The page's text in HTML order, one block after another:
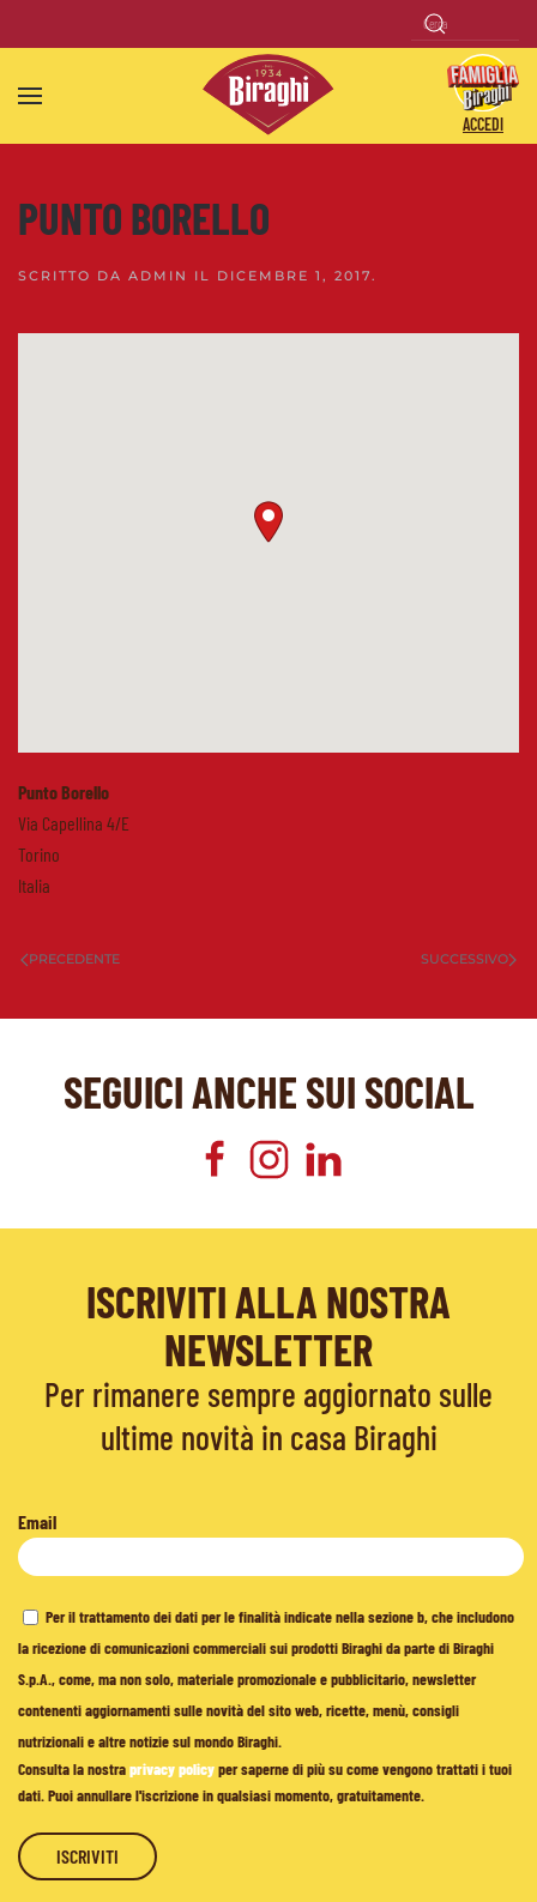
Skip to main content
ACCEDI
PUNTO BORELLO
SCRITTO DA ADMIN IL DICEMBRE 1, 2017.
Punto Borello
Via Capellina 4/E
Torino
Italia
PRECEDENTE SUCCESSIVO
SEGUICI ANCHE SUI SOCIAL
ISCRIVITI ALLA NOSTRA
NEWSLETTER
Per rimanere sempre aggiornato sulle
ultime novità in casa Biraghi
Email
Per il trattamento dei dati per le finalità indicate nella sezione b, che includono
la ricezione di comunicazioni commerciali sui prodotti Biraghi da parte di Biraghi
S.p.A., come, ma non solo, materiale promozionale e pubblicitario, newsletter
contenenti aggiornamenti sulle novità del sito web, ricette, menù, consigli
nutrizionali e altre notizie sul mondo Biraghi.
Consulta la nostraprivacy policyper saperne di più su come vengono trattati i tuoi
dati. Puoi annullare l'iscrizione in qualsiasi momento, gratuitamente.